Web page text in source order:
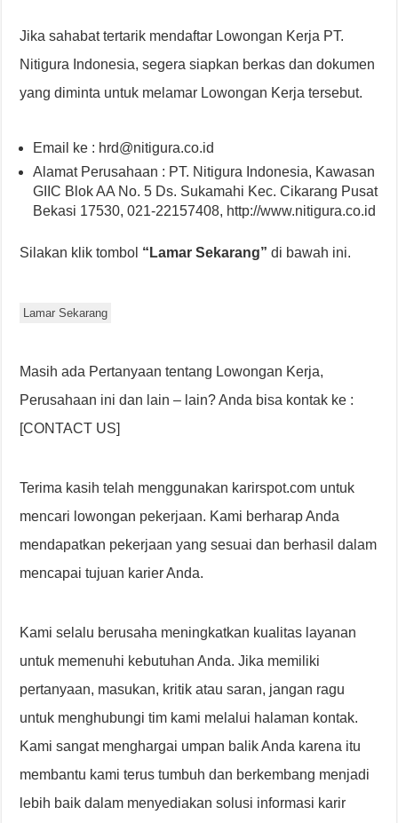
Jika sahabat tertarik mendaftar Lowongan Kerja PT.
Nitigura Indonesia, segera siapkan berkas dan dokumen
yang diminta untuk melamar Lowongan Kerja tersebut.
Email ke : hrd@nitigura.co.id
Alamat Perusahaan : PT. Nitigura Indonesia, Kawasan
GIIC Blok AA No. 5 Ds. Sukamahi Kec. Cikarang Pusat
Bekasi 17530, 021-22157408, http://www.nitigura.co.id
Silakan klik tombol “Lamar Sekarang” di bawah ini.
Lamar Sekarang
Masih ada Pertanyaan tentang Lowongan Kerja,
Perusahaan ini dan lain – lain? Anda bisa kontak ke :
[CONTACT US]
Terima kasih telah menggunakan karirspot.com untuk
mencari lowongan pekerjaan. Kami berharap Anda
mendapatkan pekerjaan yang sesuai dan berhasil dalam
mencapai tujuan karier Anda.
Kami selalu berusaha meningkatkan kualitas layanan
untuk memenuhi kebutuhan Anda. Jika memiliki
pertanyaan, masukan, kritik atau saran, jangan ragu
untuk menghubungi tim kami melalui halaman kontak.
Kami sangat menghargai umpan balik Anda karena itu
membantu kami terus tumbuh dan berkembang menjadi
lebih baik dalam menyediakan solusi informasi karir